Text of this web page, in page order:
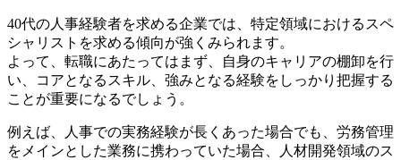
40代の人事経験者を求める企業では、特定領域におけるスペ
シャリストを求める傾向が強くみられます。
よって、転職にあたってはまず、自身のキャリアの棚卸を行
い、コアとなるスキル、強みとなる経験をしっかり把握する
ことが重要になるでしょう。
例えば、人事での実務経験が長くあった場合でも、労務管理
をメインとした業務に携わっていた場合、人材開発領域のス